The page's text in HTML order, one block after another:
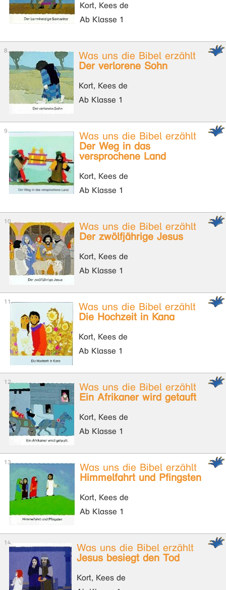
Kort, Kees de
Ab Klasse 1
Was uns die Bibel erzählt
Der verlorene Sohn
Kort, Kees de
Ab Klasse 1
Was uns die Bibel erzählt
Der Weg in das
versprochene Land
Kort, Kees de
Ab Klasse 1
Was uns die Bibel erzählt
Der zwölfjährige Jesus
Kort, Kees de
Ab Klasse 1
Was uns die Bibel erzählt
Die Hochzeit in Kana
Kort, Kees de
Ab Klasse 1
Was uns die Bibel erzählt
Ein Afrikaner wird getauft
Kort, Kees de
Ab Klasse 1
Was uns die Bibel erzählt
Himmelfahrt und Pfingsten
Kort, Kees de
Ab Klasse 1
Was uns die Bibel erzählt
Jesus besiegt den Tod
Kort, Kees de